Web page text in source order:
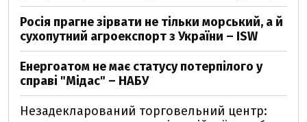
Росія прагне зірвати не тільки морський, а й
сухопутний агроекспорт з України – ISW
Енергоатом не має статусу потерпілого у
справі "Мідас" – НАБУ
Незадекларований торговельний центр: